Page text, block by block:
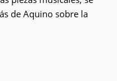
de Aquino sobre la